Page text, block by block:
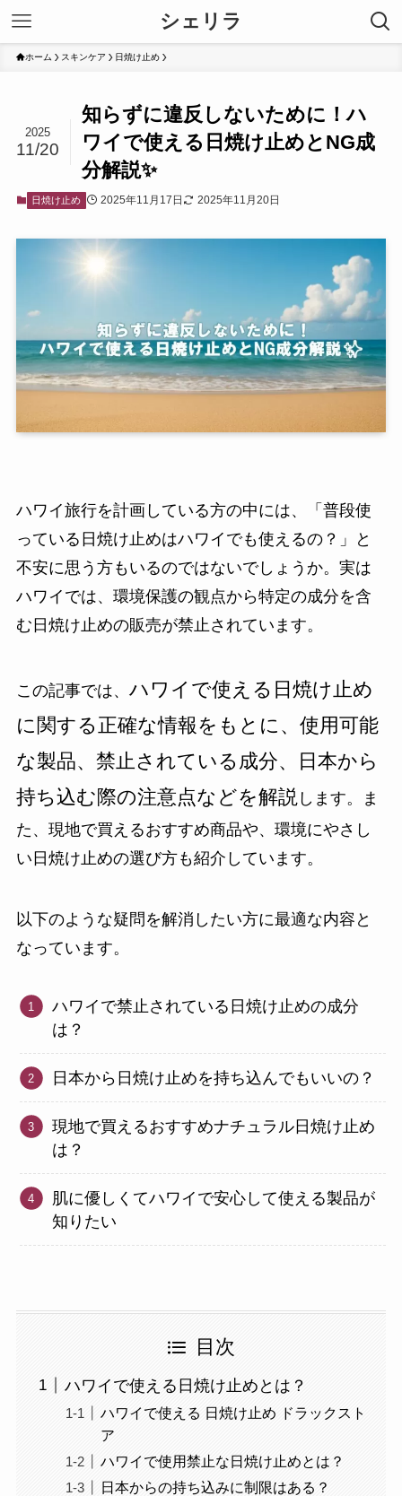
シェリラ
ホーム スキンケア 日焼け止め
知らずに違反しないために！ハ
ワイで使える日焼け止めとNG成
分解説✨
2025
11/20
日焼け止め 2025年11月17日 2025年11月20日
ハワイ旅行を計画している方の中には、「普段使
っている日焼け止めはハワイでも使えるの？」と
不安に思う方もいるのではないでしょうか。実は
ハワイでは、環境保護の観点から特定の成分を含
む日焼け止めの販売が禁止されています。
この記事では、 ハワイで使える日焼け止め
に関する正確な情報をもとに、使用可能
な製品、禁止されている成分、日本から
持ち込む際の注意点などを解説します。ま
た、現地で買えるおすすめ商品や、環境にやさし
い日焼け止めの選び方も紹介しています。
以下のような疑問を解消したい方に最適な内容と
なっています。
ハワイで禁止されている日焼け止めの成分
は？
日本から日焼け止めを持ち込んでもいいの？
現地で買えるおすすめナチュラル日焼け止め
は？
肌に優しくてハワイで安心して使える製品が
知りたい
目次
ハワイで使える日焼け止めとは？
ハワイで使える 日焼け止め ドラックスト
ア
ハワイで使用禁止な日焼け止めとは？
日本からの持ち込みに制限はある？